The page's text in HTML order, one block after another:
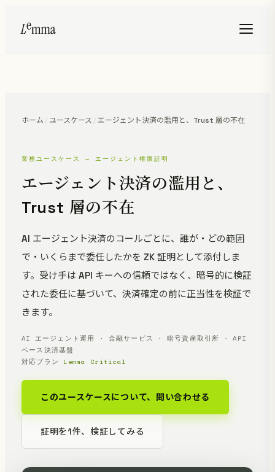
ホーム / ユースケース /エージェント決済の濫用と、Trust 層の不在
業務ユースケース — エージェント権限証明
エージェント決済の濫用と、
Trust 層の不在
AI エージェント決済のコールごとに、誰が・どの範囲
で・いくらまで委任したかを ZK 証明として添付しま
す。受け手は API キーへの信頼ではなく、暗号的に検証
された委任に基づいて、決済確定の前に正当性を検証で
きます。
AI エージェント運用 · 金融サービス · 暗号資産取引所 · API
ベース決済基盤
対応プラン Lemma Critical
このユースケースについて、問い合わせる
証明を1件、検証してみる